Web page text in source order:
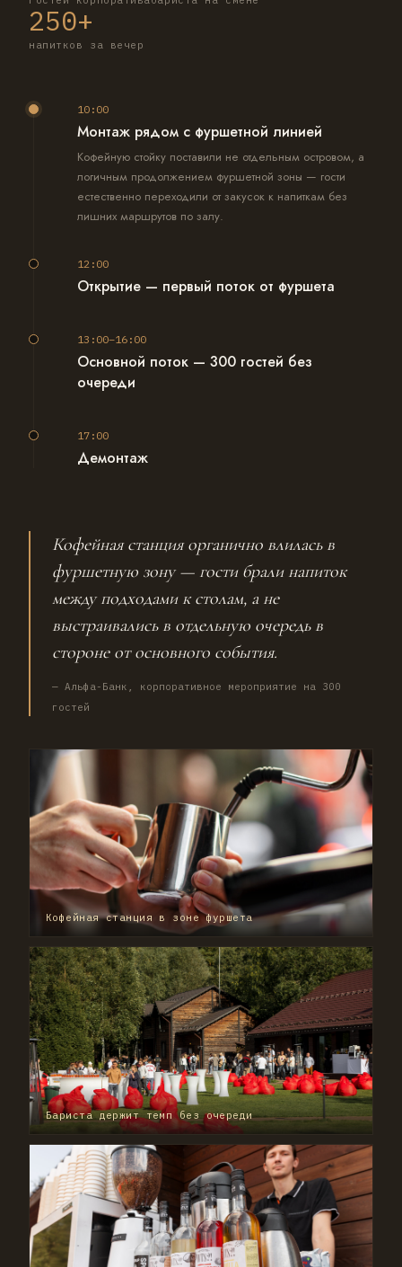
250+
напитков за вечер
10:00
Монтаж рядом с фуршетной линией
Кофейную стойку поставили не отдельным островом, а
логичным продолжением фуршетной зоны — гости
естественно переходили от закусок к напиткам без
лишних маршрутов по залу.
12:00
Открытие — первый поток от фуршета
пути», а не отдельная точка, которую нужно искать.
13:00–16:00
Основной поток — 300 гостей без
очереди
17:00
Демонтаж
Кофейная станция органично влилась в
фуршетную зону — гости брали напиток
между подходами к столам, а не
выстраивались в отдельную очередь в
стороне от основного события.
— Альфа-Банк, корпоративное мероприятие на 300
гостей
Кофейная станция в зоне фуршета
Бариста держит темп без очереди